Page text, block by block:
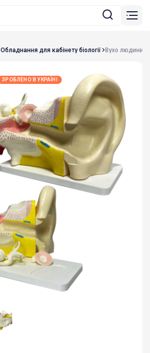
Обладнання для кабінету біології Вухо людини
ЗРОБЛЕНО В УКРАЇНІ